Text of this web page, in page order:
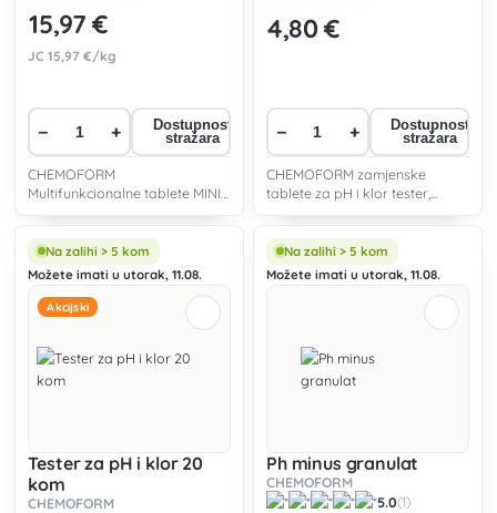
15,97 €
JC15,97 €/kg
− +
Dostupnost
stražara
CHEMOFORM
Multifunkcionalne tablete MINI
održavanju bazenske vode.
4,80 €
− +
Dostupnost
stražara
CHEMOFORM zamjenske
tablete za pH i klor tester,
Na zalihi > 5 kom
Možete imati u utorak, 11.08.
Akcijski
Tester za pH i klor 20
kom
CHEMOFORM
Na zalihi > 5 kom
Možete imati u utorak, 11.08.
Ph minus granulat
CHEMOFORM
5.0(1)